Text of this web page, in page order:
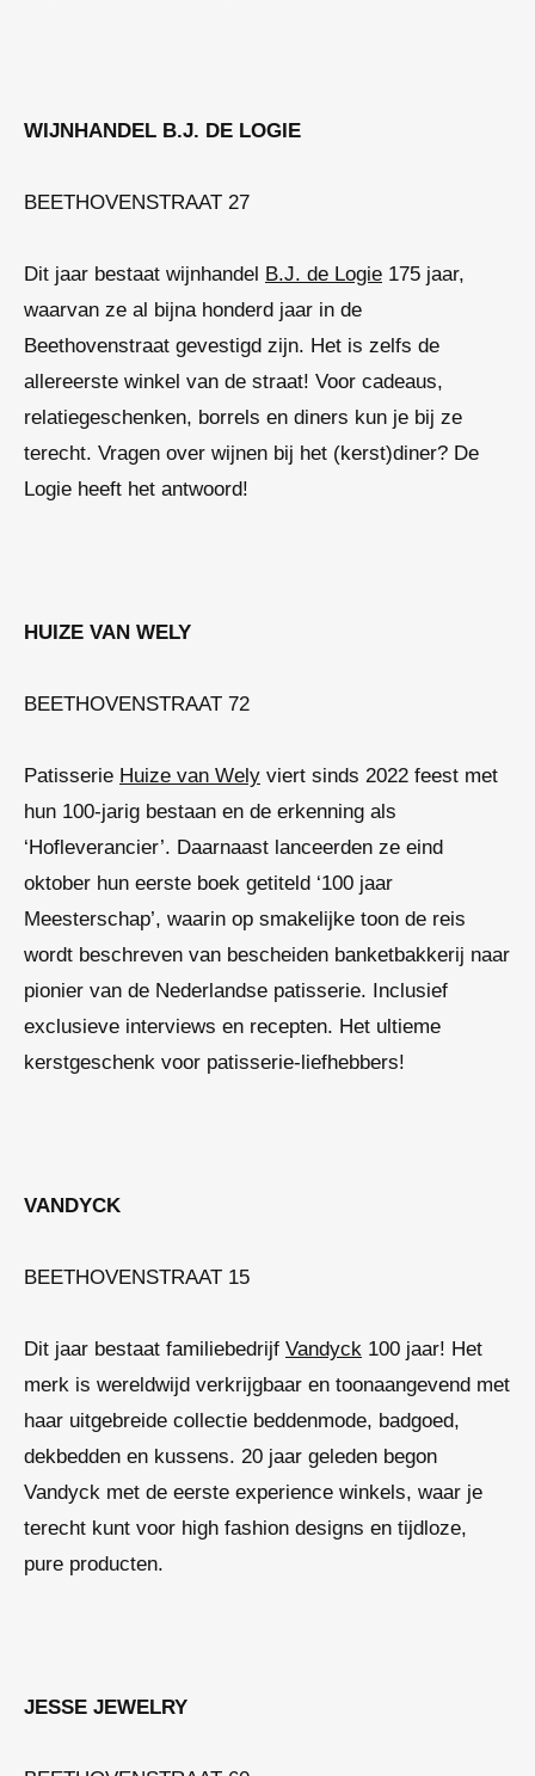
WIJNHANDEL B.J. DE LOGIE
BEETHOVENSTRAAT 27
Dit jaar bestaat wijnhandel B.J. de Logie 175 jaar,
waarvan ze al bijna honderd jaar in de
Beethovenstraat gevestigd zijn. Het is zelfs de
allereerste winkel van de straat! Voor cadeaus,
relatiegeschenken, borrels en diners kun je bij ze
terecht. Vragen over wijnen bij het (kerst)diner? De
Logie heeft het antwoord!
HUIZE VAN WELY
BEETHOVENSTRAAT 72
Patisserie Huize van Wely viert sinds 2022 feest met
hun 100-jarig bestaan en de erkenning als
‘Hofleverancier’. Daarnaast lanceerden ze eind
oktober hun eerste boek getiteld ‘100 jaar
Meesterschap’, waarin op smakelijke toon de reis
wordt beschreven van bescheiden banketbakkerij naar
pionier van de Nederlandse patisserie. Inclusief
exclusieve interviews en recepten. Het ultieme
kerstgeschenk voor patisserie-liefhebbers!
VANDYCK
BEETHOVENSTRAAT 15
Dit jaar bestaat familiebedrijf Vandyck 100 jaar! Het
merk is wereldwijd verkrijgbaar en toonaangevend met
haar uitgebreide collectie beddenmode, badgoed,
dekbedden en kussens. 20 jaar geleden begon
Vandyck met de eerste experience winkels, waar je
terecht kunt voor high fashion designs en tijdloze,
pure producten.
JESSE JEWELRY